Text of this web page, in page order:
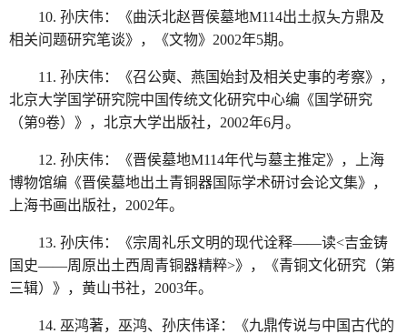
10. 孙庆伟：《曲沃北赵晋侯墓地M114出土叔夨方鼎及
相关问题研究笔谈》，《文物》2002年5期。
11. 孙庆伟：《召公奭、燕国始封及相关史事的考察》，
北京大学国学研究院中国传统文化研究中心编《国学研究
（第9卷）》，北京大学出版社，2002年6月。
12. 孙庆伟：《晋侯墓地M114年代与墓主推定》，上海
博物馆编《晋侯墓地出土青铜器国际学术研讨会论文集》，
上海书画出版社，2002年。
13. 孙庆伟：《宗周礼乐文明的现代诠释——读<吉金铸
国史——周原出土西周青铜器精粹>》，《青铜文化研究（第
三辑）》，黄山书社，2003年。
14. 巫鸿著，巫鸿、孙庆伟译：《九鼎传说与中国古代的